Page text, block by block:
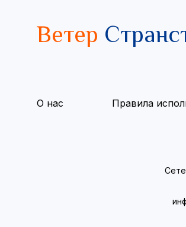
Ветер
О нас Правила